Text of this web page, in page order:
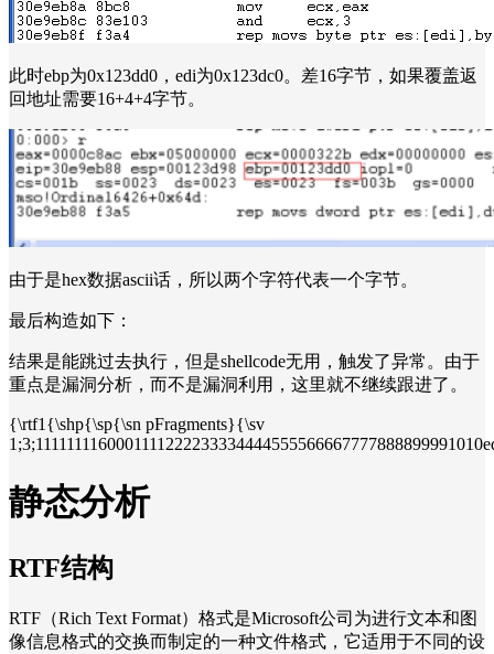
此时ebp为0x123dd0，edi为0x123dc0。差16字节，如果覆盖返
回地址需要16+4+4字节。
由于是hex数据ascii话，所以两个字符代表一个字节。
最后构造如下：
结果是能跳过去执行，但是shellcode无用，触发了异常。由于
重点是漏洞分析，而不是漏洞利用，这里就不继续跟进了。
{\rtf1{\shp{\sp{\sn pFragments}{\sv
静态分析
RTF结构
RTF（Rich Text Format）格式是Microsoft公司为进行文本和图
像信息格式的交换而制定的一种文件格式，它适用于不同的设